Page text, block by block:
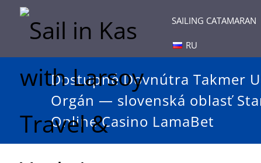
SAILING CATAMARAN
RU
Dostupné Dovnútra Takmer
Orgán — slovenská oblasť
Online Casino LamaBet